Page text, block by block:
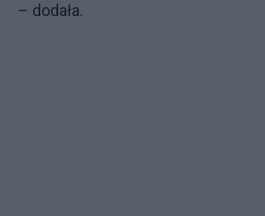
– dodała.